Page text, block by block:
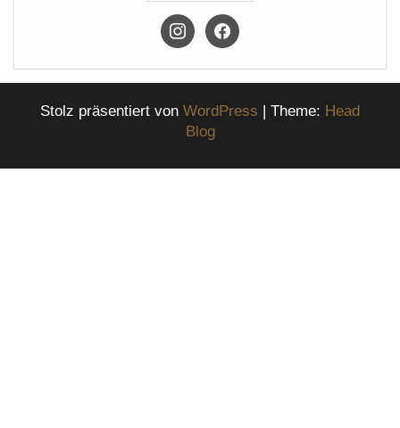
instagramfacebook
Stolz präsentiert von WordPress | Theme: Head
Blog